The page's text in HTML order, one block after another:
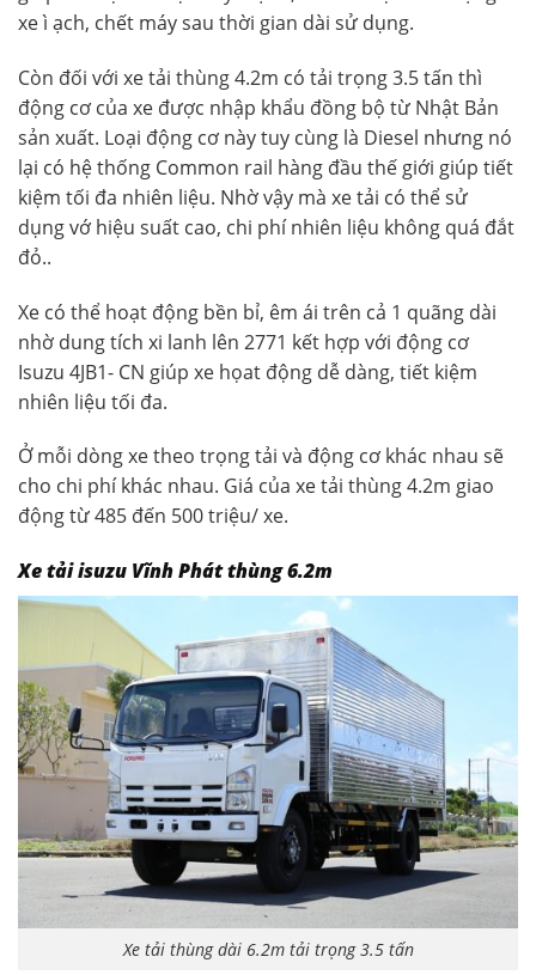
xe ì ạch, chết máy sau thời gian dài sử dụng.
Còn đối với xe tải thùng 4.2m có tải trọng 3.5 tấn thì
động cơ của xe được nhập khẩu đồng bộ từ Nhật Bản
sản xuất. Loại động cơ này tuy cùng là Diesel nhưng nó
lại có hệ thống Common rail hàng đầu thế giới giúp tiết
kiệm tối đa nhiên liệu. Nhờ vậy mà xe tải có thể sử
dụng vớ hiệu suất cao, chi phí nhiên liệu không quá đắt
đỏ..
Xe có thể hoạt động bền bỉ, êm ái trên cả 1 quãng dài
nhờ dung tích xi lanh lên 2771 kết hợp với động cơ
Isuzu 4JB1- CN giúp xe họat động dễ dàng, tiết kiệm
nhiên liệu tối đa.
Ở mỗi dòng xe theo trọng tải và động cơ khác nhau sẽ
cho chi phí khác nhau. Giá của xe tải thùng 4.2m giao
động từ 485 đến 500 triệu/ xe.
Xe tải isuzu Vĩnh Phát thùng 6.2m
Xe tải thùng dài 6.2m tải trọng 3.5 tấn